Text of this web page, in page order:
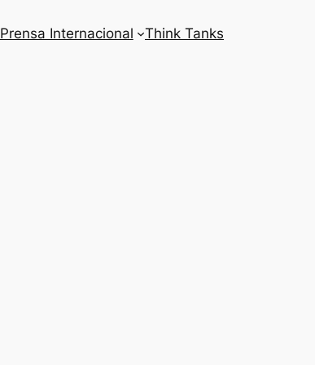
Prensa Internacional Think Tanks